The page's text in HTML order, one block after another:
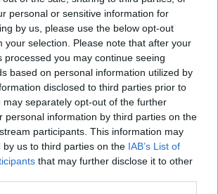
personal or sensitive information for
by us, please use the below opt-out
your selection. Please note that after your
processed you may continue seeing
based on personal information utilized by
disclosed to third parties prior to
may separately opt-out of the further
personal information by third parties on the
participants. This information may
by us to third parties on the IAB’s List of
that may further disclose it to other
φαίνεται και η Μέγκαν, την
για πρώτη φορά τόσο ανήμπορη.